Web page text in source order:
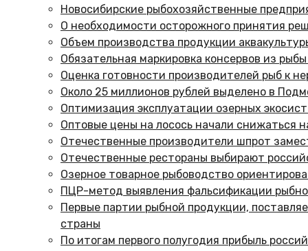
Новосибирские рыбохозяйственные
О необходимости осторожного принятия
Объем производства продукции
Обязательная маркировка консервов из
Оценка готовности производителей рыб к
Около 25 миллионов рублей выделено в
Оптимизация эксплуатации озерных
Оптовые цены на лосось начали снижаться
Отечественные производители шпрот
Отечественные рестораны выбирают
Озерное товарное рыбоводство
ПЦР-метод выявления фальсификации
Первые партии рыбной продукции,
страны
По итогам первого полугодия прибыль